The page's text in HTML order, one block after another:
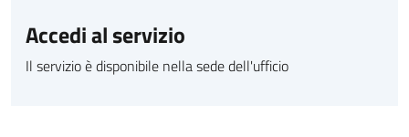
Accedi al servizio
Il servizio è disponibile nella sede dell'ufficio